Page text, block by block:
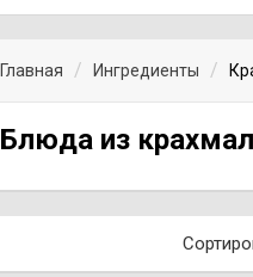
Главная Ингредиенты
Блюда из